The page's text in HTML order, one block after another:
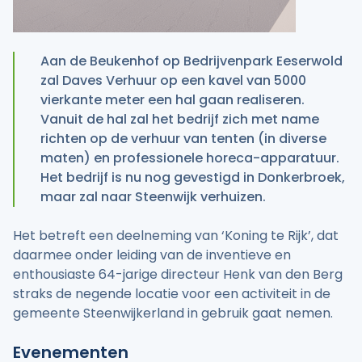
Aan de Beukenhof op Bedrijvenpark Eeserwold
zal Daves Verhuur op een kavel van 5000
vierkante meter een hal gaan realiseren.
Vanuit de hal zal het bedrijf zich met name
richten op de verhuur van tenten (in diverse
maten) en professionele horeca-apparatuur.
Het bedrijf is nu nog gevestigd in Donkerbroek,
maar zal naar Steenwijk verhuizen.
Het betreft een deelneming van ‘Koning te Rijk’, dat
daarmee onder leiding van de inventieve en
enthousiaste 64-jarige directeur Henk van den Berg
straks de negende locatie voor een activiteit in de
gemeente Steenwijkerland in gebruik gaat nemen.
Evenementen